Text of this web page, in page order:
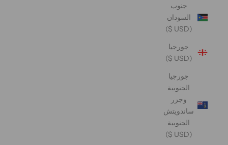
جنوب
السودان
(USD $)
جورجيا
(USD $)
جورجيا
الجنوبية
وجزر
ساندويتش
الجنوبية
(USD $)